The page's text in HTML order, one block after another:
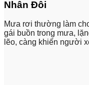
Nhân Đôi
Mưa rơi thường làm
gái buồn trong mưa,
lẽo, càng khiến người